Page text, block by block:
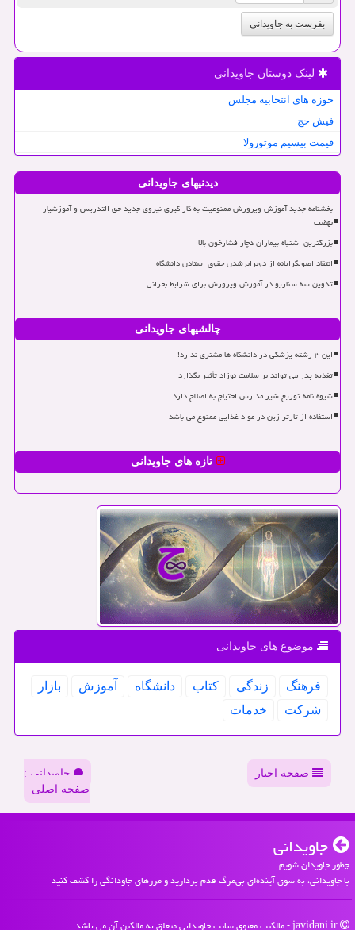
بفرست به جاویدانی
لینک دوستان جاویدانی
حوزه های انتخابیه مجلس
فیش حج
قیمت بیسیم موتورولا
دیدنیهای جاویدانی
بخشنامه جدید آموزش وپرورش ممنوعیت به کار گیری نیروی جدید حق التدریس و آموزشیار
نهضت
بزرگترین اشتباه بیماران دچار فشارخون بالا
انتقاد اصولگرایانه از دوبرابرشدن حقوق استادن دانشگاه
تدوین سه سناریو در آموزش وپرورش برای شرایط بحرانی
چالشیهای جاویدانی
این ۳ رشته پزشکی در دانشگاه ها مشتری ندارد!
تغذیه پدر می تواند بر سلامت نوزاد تأثیر بگذارد
شیوه نامه توزیع شیر مدارس احتیاج به اصلاح دارد
استفاده از تارترازین در مواد غذایی ممنوع می باشد
تازه های جاویدانی
موضوع های جاویدانی
فرهنگ زندگی كتاب دانشگاه آموزش
بازار
شركت
خدمات
صفحه اخبار
جاویدانی :
صفحه اصلی
جاویدانی
چطور جاویدان شویم
با جاویدانی، به سوی آینده‌ای بی‌مرگ قدم بردارید و مرزهای جاودانگی را کشف کنید